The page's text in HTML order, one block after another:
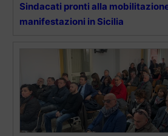
Sindacati pronti alla
manifestazioni in Sicilia